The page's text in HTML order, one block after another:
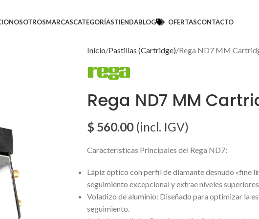
NOSOTROSMARCASCATEGORÍASTIENDABLOG OFERTASCONTACTO
Inicio Pastillas (Cartridge) Rega ND7 MM
Rega ND7 MM
$ 560.00(incl. IGV)
Características Principales del Rega ND7:
Lápiz óptico con perfil de diamante desnudo «fine
seguimiento excepcional y extrae niveles
Voladizo de aluminio: Diseñado para optimizar la
seguimiento.